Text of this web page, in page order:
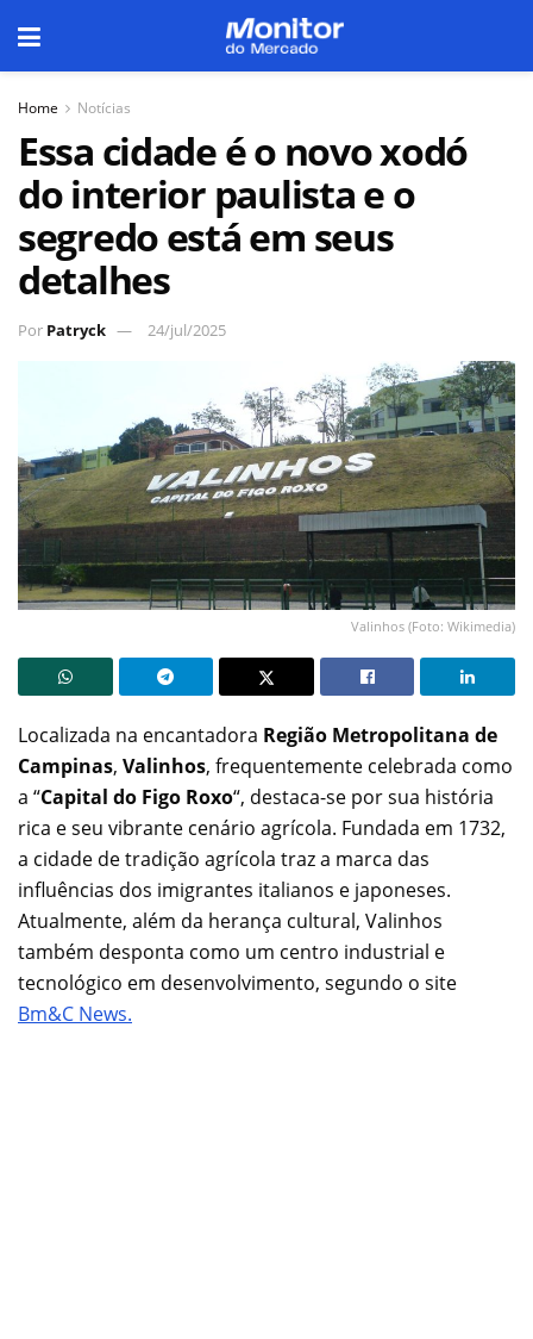
Home Notícias
Essa cidade é o novo xodó
do interior paulista e o
segredo está em seus
detalhes
Por Patryck 24/jul/2025
Valinhos (Foto: Wikimedia)
Localizada na encantadora Região Metropolitana de
Campinas, Valinhos, frequentemente celebrada como
a “Capital do Figo Roxo“, destaca-se por sua história
rica e seu vibrante cenário agrícola. Fundada em 1732,
a cidade de tradição agrícola traz a marca das
influências dos imigrantes italianos e japoneses.
Atualmente, além da herança cultural, Valinhos
também desponta como um centro industrial e
tecnológico em desenvolvimento, segundo o site
Bm&C News.